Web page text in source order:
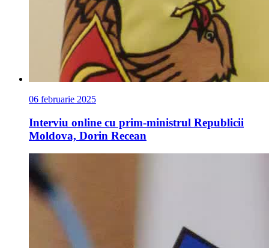
06 februarie 2025
Interviu online cu prim-ministrul Republicii
Moldova, Dorin Recean